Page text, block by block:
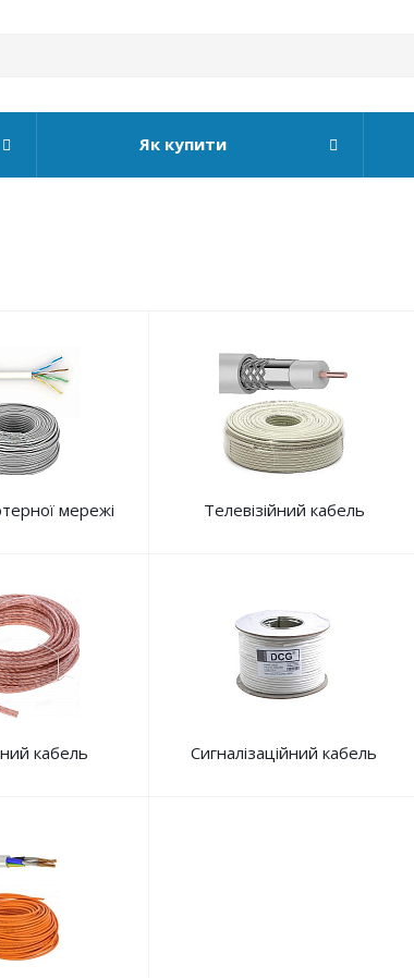
Як купити
мережі Телевізійний кабель
кабель Сигналізаційний кабель